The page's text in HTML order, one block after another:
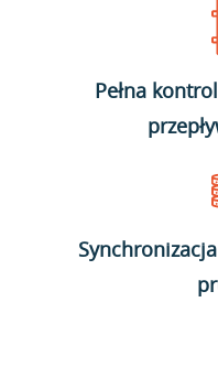
Pełna